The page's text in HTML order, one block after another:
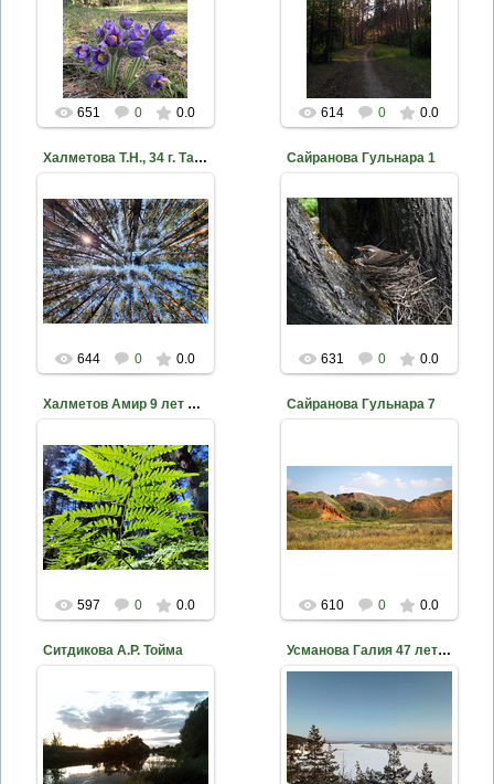
nkama
651 0 0.0
nkama
614 0 0.0
Халметова Т.Н., 34 г. Танайский лес МБУ ДО ДЭБЦ ЕМР РТ
2020-10-18
nkama
644 0 0.0
Сайранова Гульнара 1
2020-10-18
nkama
631 0 0.0
Халметов Амир 9 лет Папоротник в Танайском лесу МБУ ДО ДЭ...
2020-10-18
nkama
597 0 0.0
Сайранова Гульнара 7
2020-10-18
nkama
610 0 0.0
Ситдикова А.Р. Тойма
2020-10-18
nkama
Усманова Галия 47 лет МБУ ДО ДЭБЦ ЕМР РТ Вид с Красной го...
2020-10-18
nkama